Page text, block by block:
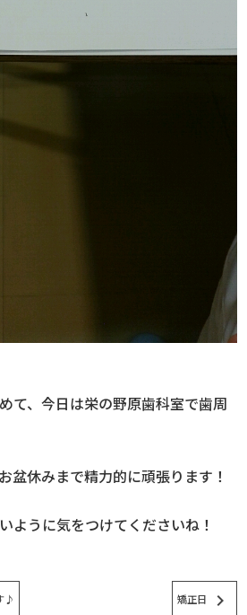
て、今日は栄の野原歯科室で歯周
盆休みまで精力的に頑張ります！
ように気をつけてくださいね！
♪ 矯正日 keyboard_arrow_right